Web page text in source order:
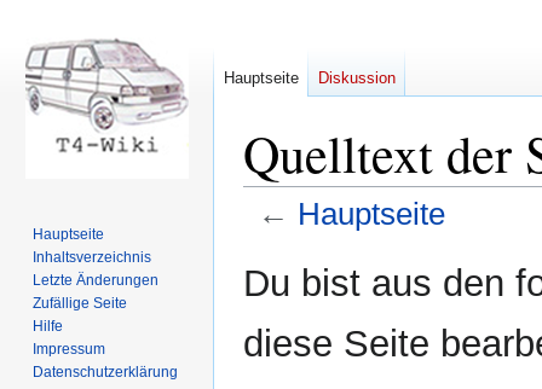
Quelltext der
← Hauptseite
Navigation
Suche
Du bist aus den
diese Seite
Hauptseite Diskussion
Hauptseite
Inhaltsverzeichnis
Letzte Änderungen
Zufällige Seite
Hilfe
Impressum
Datenschutzerklärung